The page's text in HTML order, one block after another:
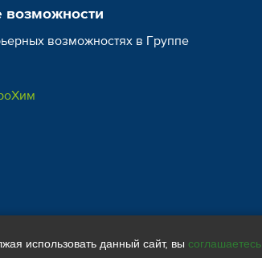
возможностях в Группе
использовать данный сайт, вы соглашаетесь